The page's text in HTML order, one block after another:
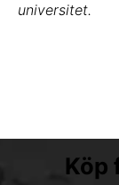
universitet.
Köp